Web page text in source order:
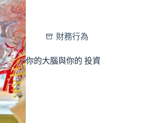
財務行為
你的大腦與你的 投資